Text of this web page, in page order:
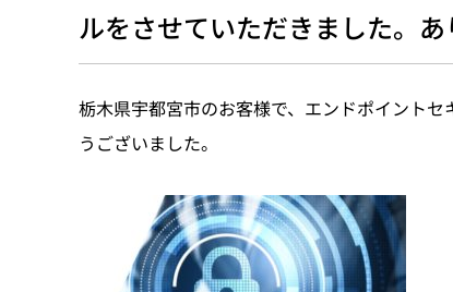
ルをさせていただきました。あ
栃木県宇都宮市のお客様で、エンドポイント
うございました。